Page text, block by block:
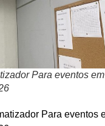
Para eventos em